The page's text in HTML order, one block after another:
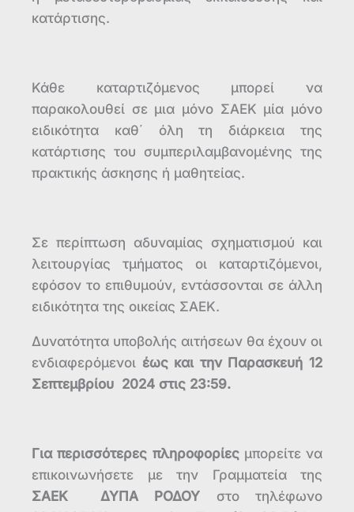
κατάρτισης.
Κάθε καταρτιζόμενος μπορεί να
παρακολουθεί σε μια μόνο ΣΑΕΚ μία μόνο
ειδικότητα καθ΄ όλη τη διάρκεια της
κατάρτισης του συμπεριλαμβανομένης της
πρακτικής άσκησης ή μαθητείας.
Σε περίπτωση αδυναμίας σχηματισμού και
λειτουργίας τμήματος οι καταρτιζόμενοι,
εφόσον το επιθυμούν, εντάσσονται σε άλλη
ειδικότητα της οικείας ΣΑΕΚ.
Δυνατότητα υποβολής αιτήσεων θα έχουν οι
ενδιαφερόμενοι έως και την Παρασκευή 12
Σεπτεμβρίου 2024 στις 23:59.
Για περισσότερες πληροφορίες μπορείτε να
επικοινωνήσετε με την Γραμματεία της
ΣΑΕΚ
ΔΥΠΑ ΡΟΔΟΥ στο τηλέφωνο